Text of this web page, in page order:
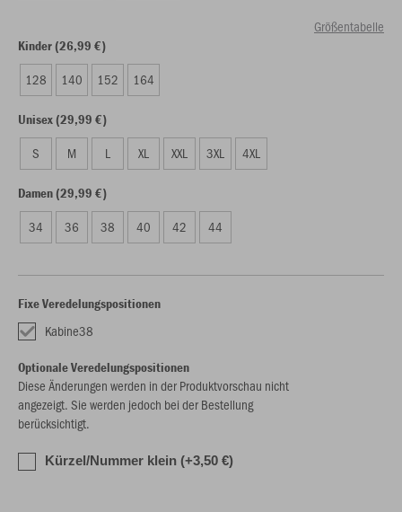
Größentabelle
Kinder (26,99 €)
128 140 152 164
Unisex (29,99 €)
S M L XL XXL 3XL 4XL
Damen (29,99 €)
34 36 38 40 42 44
Fixe Veredelungspositionen
Kabine38
Optionale Veredelungspositionen
Diese Änderungen werden in der Produktvorschau nicht
angezeigt. Sie werden jedoch bei der Bestellung
berücksichtigt.
Kürzel/Nummer klein (+3,50 €)